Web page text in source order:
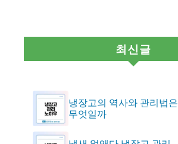
최신글
냉장고의 역사와 관리법은
무엇일까